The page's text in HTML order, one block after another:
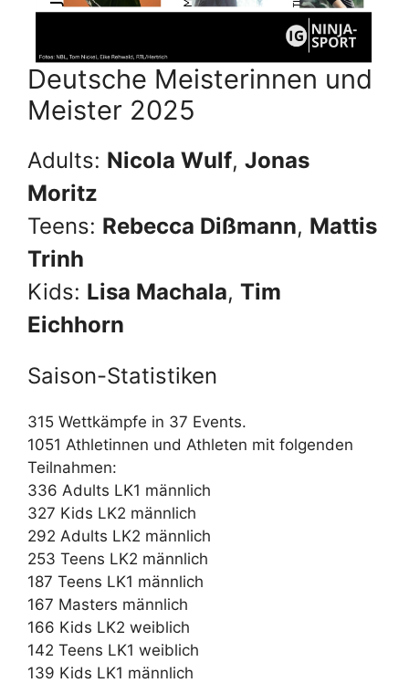
Deutsche Meisterinnen und
Meister 2025
Adults: Nicola Wulf, Jonas
Moritz
Teens: Rebecca Dißmann, Mattis
Trinh
Kids: Lisa Machala, Tim
Eichhorn
Saison-Statistiken
315 Wettkämpfe in 37 Events.
1051 Athletinnen und Athleten mit folgenden
Teilnahmen:
336 Adults LK1 männlich
327 Kids LK2 männlich
292 Adults LK2 männlich
253 Teens LK2 männlich
187 Teens LK1 männlich
167 Masters männlich
166 Kids LK2 weiblich
142 Teens LK1 weiblich
139 Kids LK1 männlich